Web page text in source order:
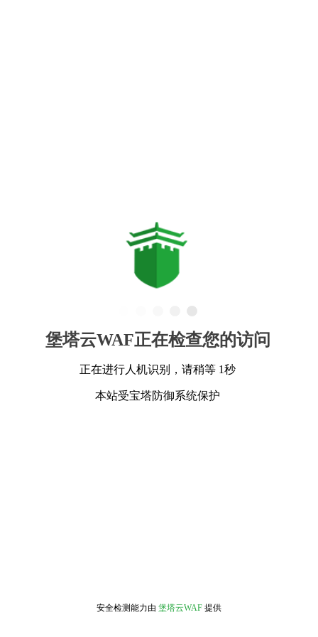
堡塔云WAF正在检查您的访问
正在进行人机识别，请稍等 1秒
本站受宝塔防御系统保护
安全检测能力由 堡塔云WAF 提供